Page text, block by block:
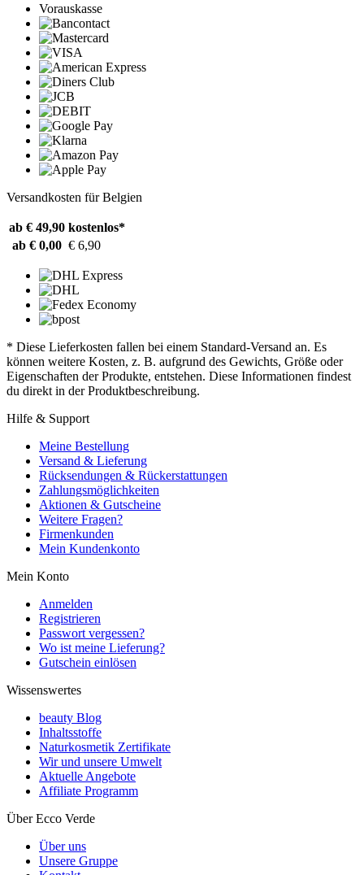
Vorauskasse
Versandkosten für Belgien
ab € 49,90 kostenlos*
ab € 0,00 € 6,90
* Diese Lieferkosten fallen bei einem Standard-Versand an. Es
können weitere Kosten, z. B. aufgrund des Gewichts, Größe oder
Eigenschaften der Produkte, entstehen. Diese Informationen findest
du direkt in der Produktbeschreibung.
Hilfe & Support
Meine Bestellung
Versand & Lieferung
Rücksendungen & Rückerstattungen
Zahlungsmöglichkeiten
Aktionen & Gutscheine
Weitere Fragen?
Firmenkunden
Mein Kundenkonto
Mein Konto
Anmelden
Registrieren
Passwort vergessen?
Wo ist meine Lieferung?
Gutschein einlösen
Wissenswertes
beauty Blog
Inhaltsstoffe
Naturkosmetik Zertifikate
Wir und unsere Umwelt
Aktuelle Angebote
Affiliate Programm
Über Ecco Verde
Über uns
Unsere Gruppe